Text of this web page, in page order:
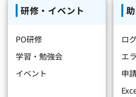
研修・イベント
PO研修
学習・勉強会
イベント
ロ
エ
申